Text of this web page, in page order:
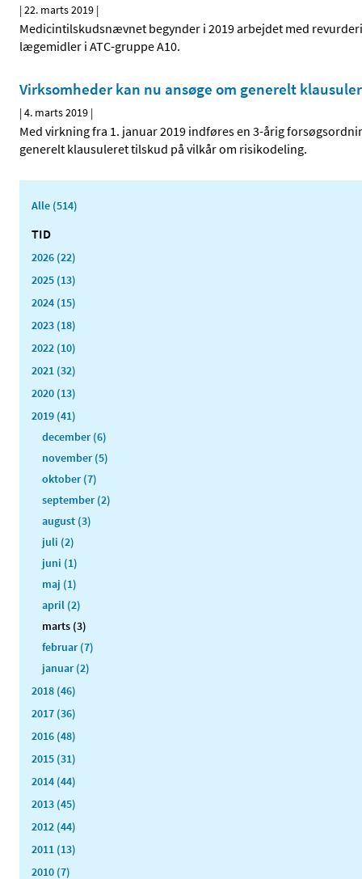
|22. marts 2019 |
Medicintilskudsnævnet begynder i 2019 arbejdet med
lægemidler i ATC-gruppe A10.
Virksomheder kan nu ansøge om generelt
|4. marts 2019 |
Med virkning fra 1. januar 2019 indføres en 3-årig
generelt klausuleret tilskud på vilkår om risikodeling.
Alle (514)
TID
2026 (22)
2025 (13)
2024 (15)
2023 (18)
2022 (10)
2021 (32)
2020 (13)
2019 (41)
december (6)
november (5)
oktober (7)
september (2)
august (3)
juli (2)
juni (1)
maj (1)
april (2)
marts (3)
februar (7)
januar (2)
2018 (46)
2017 (36)
2016 (48)
2015 (31)
2014 (44)
2013 (45)
2012 (44)
2011 (13)
2010 (7)